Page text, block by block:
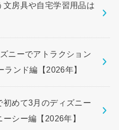
文房具や自宅学習用品は
ニーでアトラクション
ンド編【2026年】
初めて3月のディズニー
シー編【2026年】